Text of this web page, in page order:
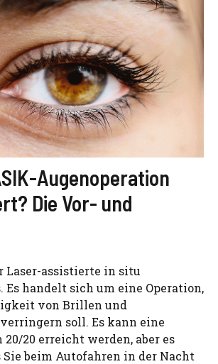
Augenoperation
Die Vor- und
Laser-assistierte in situ
Es handelt sich um eine Operation,
von Brillen und
soll. Es kann eine
20/20 erreicht werden, aber es
Sie beim Autofahren in der Nacht